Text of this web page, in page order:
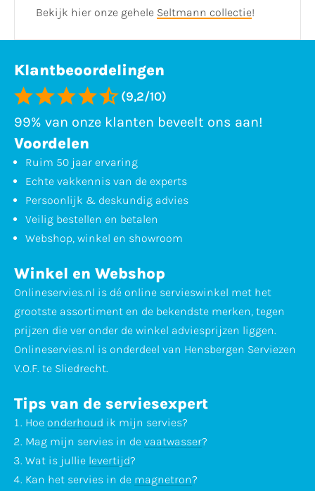
Bekijk hier onze gehele Seltmann collectie!
Klantbeoordelingen
(9,2/10)
99% van onze klanten beveelt ons aan!
Voordelen
Ruim 50 jaar ervaring
Echte vakkennis van de experts
Persoonlijk & deskundig advies
Veilig bestellen en betalen
Webshop, winkel en showroom
Winkel en Webshop
Onlineservies.nl is dé online servieswinkel met het
grootste assortiment en de bekendste merken, tegen
prijzen die ver onder de winkel adviesprijzen liggen.
Onlineservies.nl is onderdeel van Hensbergen Serviezen
V.O.F. te Sliedrecht.
Tips van de serviesexpert
Hoe onderhoud ik mijn servies?
Mag mijn servies in de vaatwasser?
Wat is jullie levertijd?
Kan het servies in de magnetron?